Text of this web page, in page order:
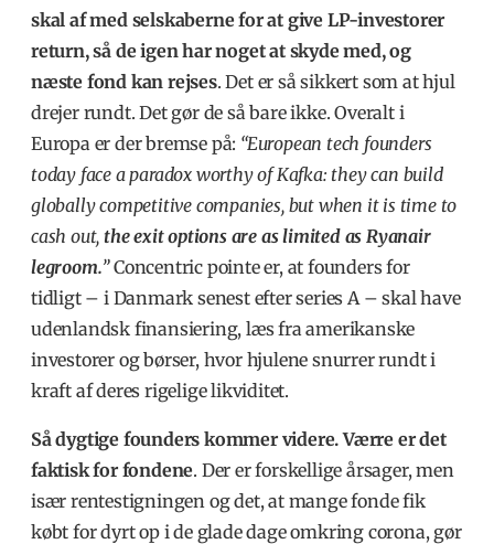
skal af med selskaberne for at give LP-investorer
return, så de igen har noget at skyde med, og
næste fond kan rejses. Det er så sikkert som at hjul
drejer rundt. Det gør de så bare ikke. Overalt i
Europa er der bremse på: “European tech founders
today face a paradox worthy of Kafka: they can build
globally competitive companies, but when it is time to
cash out, the exit options are as limited as Ryanair
legroom.”Concentric pointe er, at founders for
tidligt – i Danmark senest efter series A – skal have
udenlandsk finansiering, læs fra amerikanske
investorer og børser, hvor hjulene snurrer rundt i
kraft af deres rigelige likviditet.
Så dygtige founders kommer videre. Værre er det
faktisk for fondene. Der er forskellige årsager, men
især rentestigningen og det, at mange fonde fik
købt for dyrt op i de glade dage omkring corona, gør